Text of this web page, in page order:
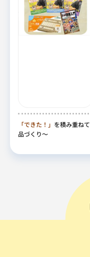
「できた！」 を積み重ねて
品づくり～